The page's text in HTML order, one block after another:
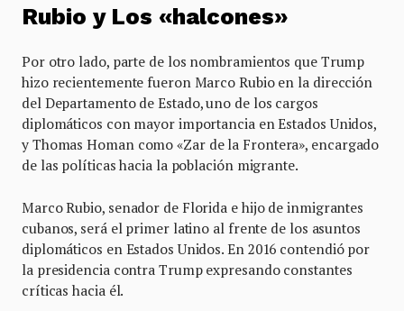
Rubio y Los «halcones»
Por otro lado, parte de los nombramientos que Trump
hizo recientemente fueron Marco Rubio en la dirección
del Departamento de Estado, uno de los cargos
diplomáticos con mayor importancia en Estados Unidos,
y Thomas Homan como «Zar de la Frontera», encargado
de las políticas hacia la población migrante.
Marco Rubio, senador de Florida e hijo de inmigrantes
cubanos, será el primer latino al frente de los asuntos
diplomáticos en Estados Unidos. En 2016 contendió por
la presidencia contra Trump expresando constantes
críticas hacia él.